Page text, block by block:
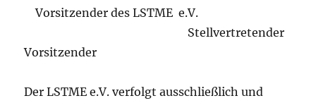
Vorsitzender des LSTME e.V.
Stellvertretender
Vorsitzender
Der LSTME e.V. verfolgt ausschließlich und